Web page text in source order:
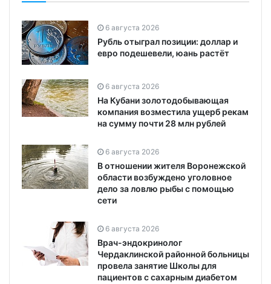
6 августа 2026
Рубль отыграл позиции: доллар и
евро подешевели, юань растёт
6 августа 2026
На Кубани золотодобывающая
компания возместила ущерб рекам
на сумму почти 28 млн рублей
6 августа 2026
В отношении жителя Воронежской
области возбуждено уголовное
дело за ловлю рыбы с помощью
сети
6 августа 2026
Врач-эндокринолог
Чердаклинской районной больницы
провела занятие Школы для
пациентов с сахарным диабетом